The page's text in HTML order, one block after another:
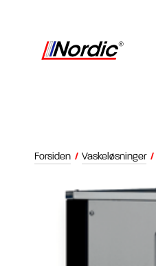
Forsiden / Vaskeløsninger /